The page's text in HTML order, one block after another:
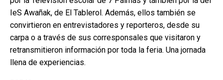
IeS Awañak, de El Tablerol. Además, ellos también se
convirtieron en entrevistadores y reporteros, desde su
carpa o a través de sus corresponsales que visitaron y
retransmitieron información por toda la feria. Una jornada
llena de experiencias.